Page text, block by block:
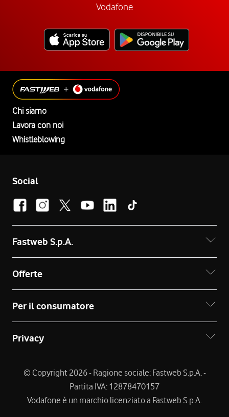
Vodafone
Chi siamo
Lavora con noi
Whistleblowing
Social
Fastweb S.p.A.
Offerte
Per il consumatore
Privacy
© Copyright 2026 - Ragione sociale: Fastweb S.p.A. -
Partita IVA: 12878470157
Vodafone è un marchio licenziato a Fastweb S.p.A.